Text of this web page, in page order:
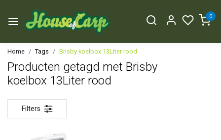
0
Home Tags Brisby koelbox 13Liter rood
Producten getagd met Brisby
koelbox 13Liter rood
Filters